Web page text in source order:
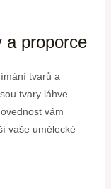
a proporce
tvarů a
tvary láhve
vám
vaše umělecké